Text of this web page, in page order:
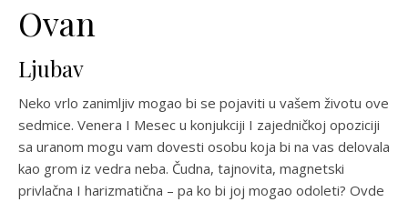
Ovan
Ljubav
Neko vrlo zanimljiv mogao bi se pojaviti u vašem životu ove
sedmice. Venera I Mesec u konjukciji I zajedničkoj opoziciji
sa uranom mogu vam dovesti osobu koja bi na vas delovala
kao grom iz vedra neba. Čudna, tajnovita, magnetski
privlačna I harizmatična – pa ko bi joj mogao odoleti? Ovde